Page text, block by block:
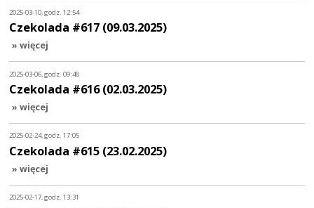
2025-03-10, godz. 12:54
Czekolada #617 (09.03.2025)
» więcej
2025-03-06, godz. 09:48
Czekolada #616 (02.03.2025)
» więcej
2025-02-24, godz. 17:05
Czekolada #615 (23.02.2025)
» więcej
2025-02-17, godz. 13:31